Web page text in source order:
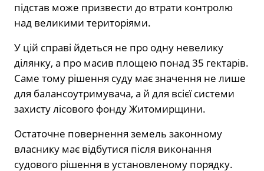
підстав може призвести до втрати контролю
над великими територіями.
У цій справі йдеться не про одну невелику
ділянку, а про масив площею понад 35 гектарів.
Саме тому рішення суду має значення не лише
для балансоутримувача, а й для всієї системи
захисту лісового фонду Житомирщини.
Остаточне повернення земель законному
власнику має відбутися після виконання
судового рішення в установленому порядку.